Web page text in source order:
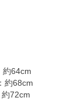
約64cm
約68cm
72cm